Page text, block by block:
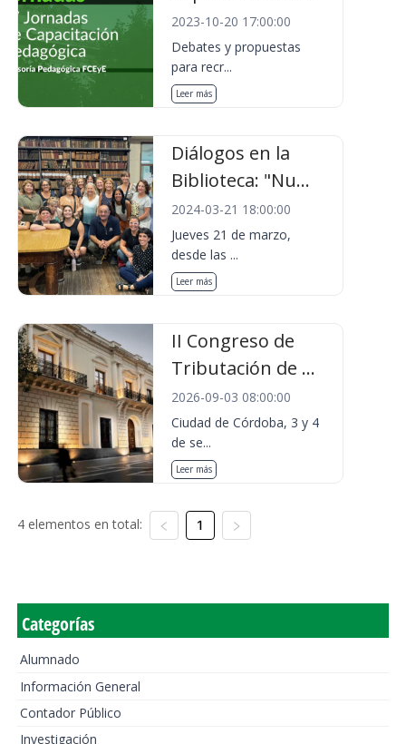
2023-10-20 17:00:00
Debates y propuestas
para recr...
Leer más
Diálogos en la
Biblioteca: "Nu...
2024-03-21 18:00:00
Jueves 21 de marzo,
desde las ...
Leer más
II Congreso de
Tributación de ...
2026-09-03 08:00:00
Ciudad de Córdoba, 3 y 4
de se...
Leer más
4 elementos en total: 1
Categorías
Alumnado
Información General
Contador Público
Investigación